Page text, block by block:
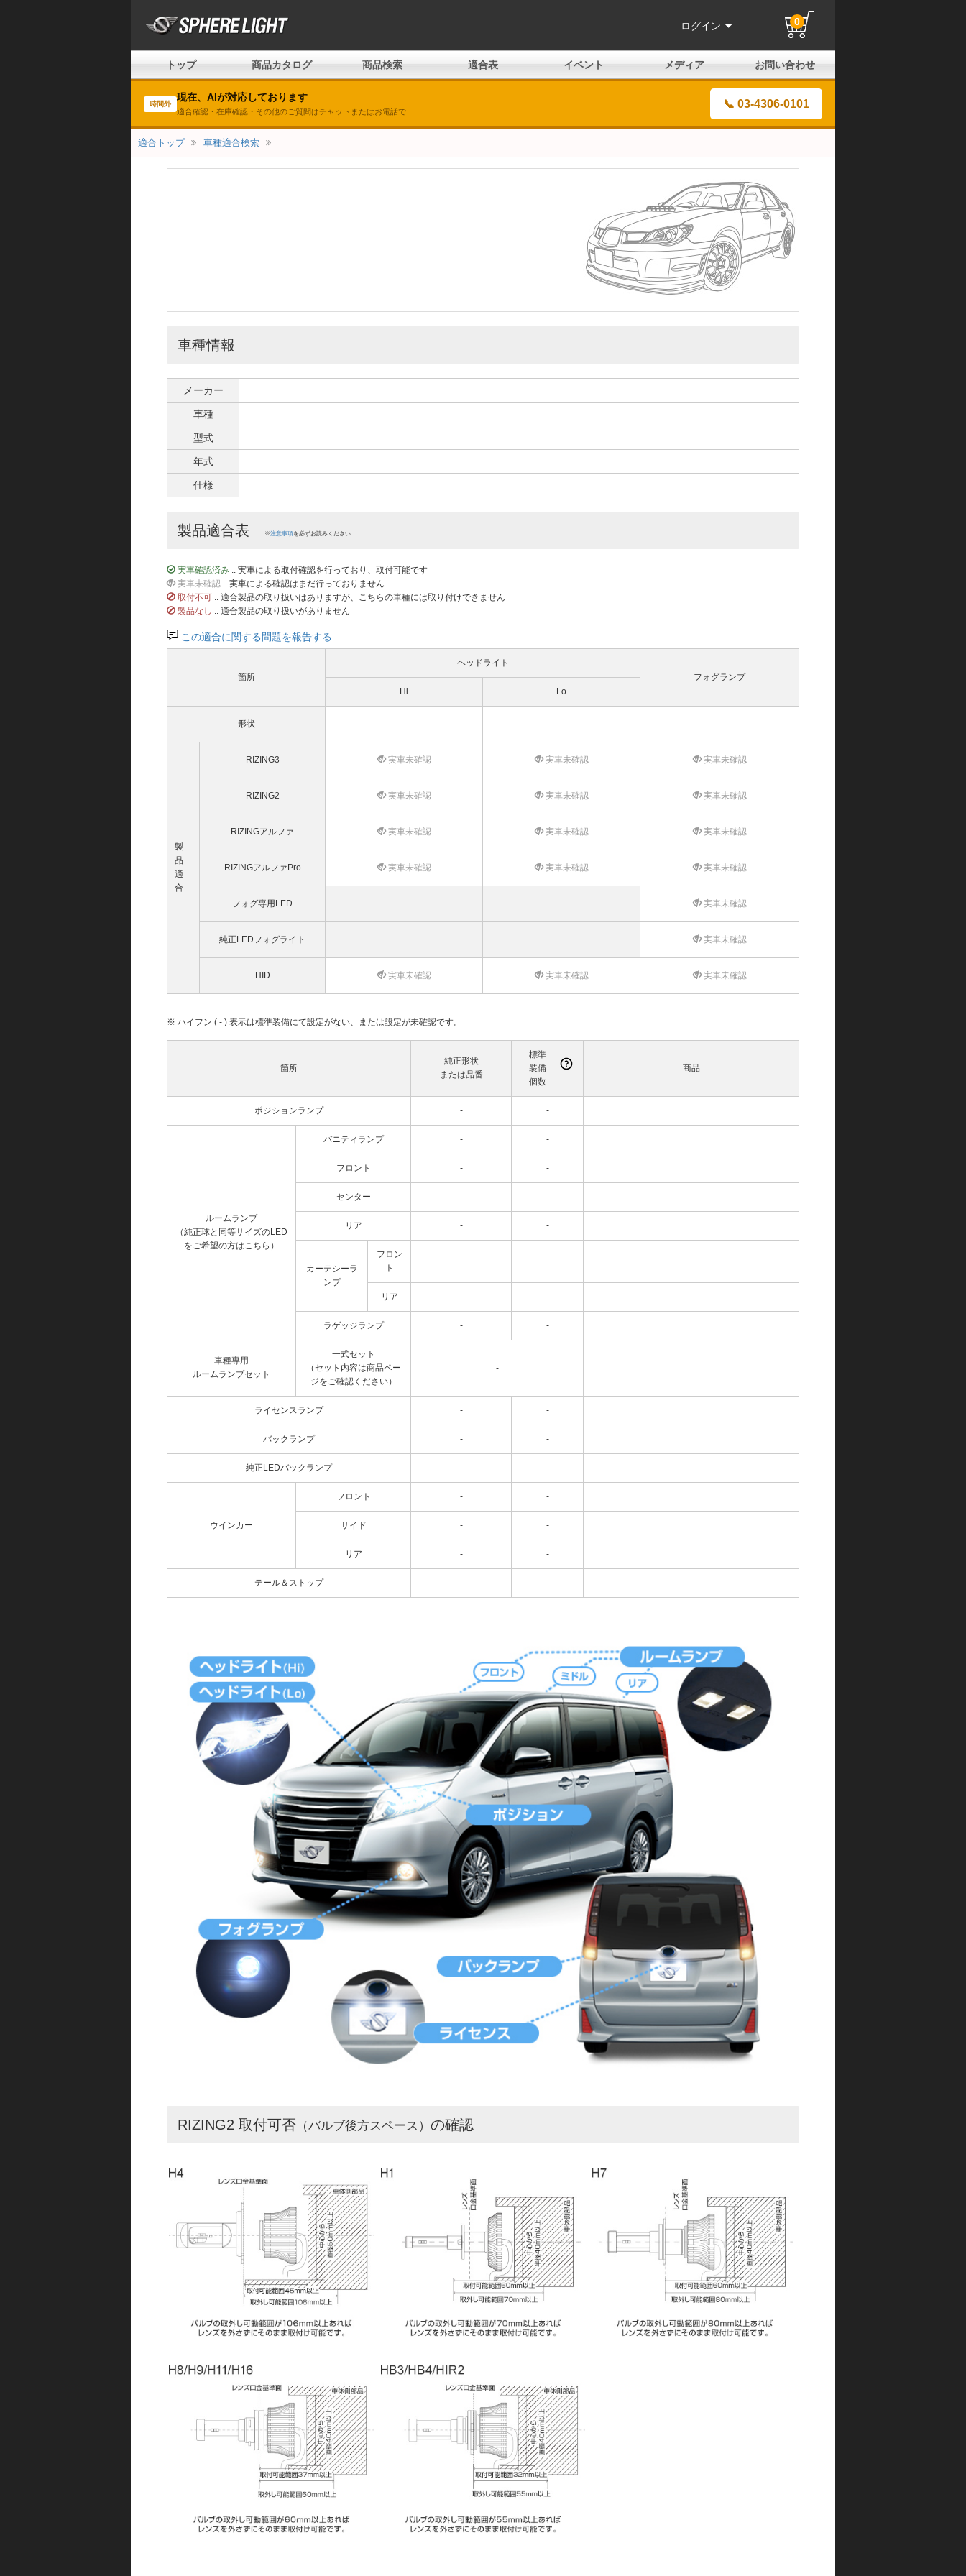
ログイン 0
トップ 商品カタログ 商品検索 適合表 イベント メディア お問い合わせ
時間外
現在、AIが対応しております
適合確認・在庫確認・その他のご質問はチャットまたはお電話で
📞 03-4306-0101
適合トップ 車種適合検索
車種情報
メーカー
車種
型式
年式
仕様
製品適合表 ※注意事項を必ずお読みください
実車確認済み .. 実車による取付確認を行っており、取付可能です
実車未確認 .. 実車による確認はまだ行っておりません
取付不可 .. 適合製品の取り扱いはありますが、こちらの車種には取り付けできません
製品なし .. 適合製品の取り扱いがありません
この適合に関する問題を報告する
箇所
ヘッドライト
フォグランプ
Hi
Lo
形状
製
品
適
合
RIZING3 実車未確認 実車未確認 実車未確認
RIZING2 実車未確認 実車未確認 実車未確認
RIZINGアルファ 実車未確認 実車未確認 実車未確認
RIZINGアルファPro 実車未確認 実車未確認 実車未確認
フォグ専用LED 実車未確認
純正LEDフォグライト 実車未確認
HID 実車未確認 実車未確認 実車未確認
※ ハイフン ( - ) 表示は標準装備にて設定がない、または設定が未確認です。
箇所
純正形状
または品番
標準
装備
個数
商品
ポジションランプ - -
ルームランプ
（純正球と同等サイズのLED
をご希望の方はこちら）
バニティランプ - -
フロント - -
センター - -
リア - -
カーテシーラ
ンプ
フロン
ト
- -
リア - -
ラゲッジランプ - -
車種専用
ルームランプセット
一式セット
（セット内容は商品ペー
ジをご確認ください）
-
ライセンスランプ - -
バックランプ - -
純正LEDバックランプ - -
ウインカー
フロント - -
サイド - -
リア - -
テール＆ストップ - -
RIZING2 取付可否 （バルブ後方スペース） の確認